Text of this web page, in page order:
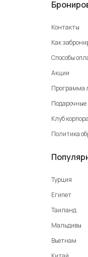
Контакты
Как
Способы
Акции
Программа
Подарочные
Клуб
Политика
Турция
Египет
Таиланд
Мальдивы
Вьетнам